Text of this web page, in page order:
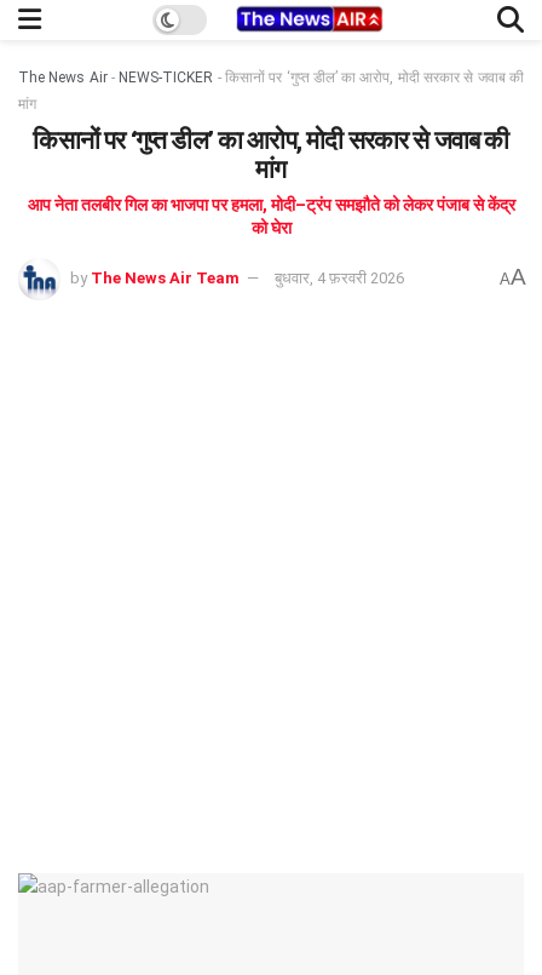
The News Air- NEWS-TICKER - किसानों पर ‘गुप्त डील’ का आरोप, मोदी सरकार से जवाब की
मांग
किसानों पर ‘गुप्त डील’ का आरोप, मोदी सरकार से जवाब की
मांग
आप नेता तलबीर गिल का भाजपा पर हमला, मोदी–ट्रंप समझौते को लेकर पंजाब से केंद्र
को घेरा
by The News Air Team बुधवार, 4 फ़रवरी 2026 AA